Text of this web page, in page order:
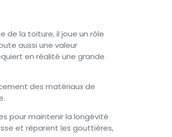
de la toiture, il joue un rôle
aussi une valeur
en réalité une grande
des matériaux de
pour maintenir la longévité
et réparent les gouttières,